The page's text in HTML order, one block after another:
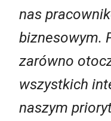
nas
biznesowym.
zarówno
wszystkich
naszym